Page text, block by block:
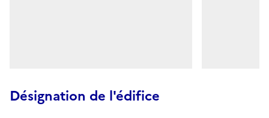
Désignation de l'édifice